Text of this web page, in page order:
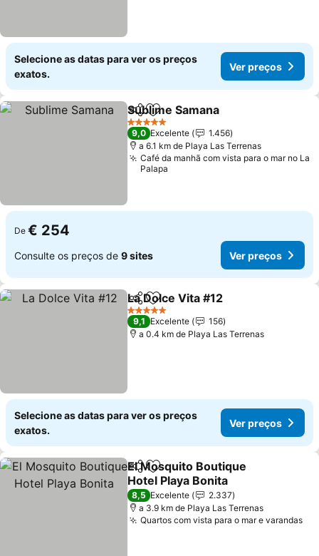
Selecione as datas para ver os preços
exatos.
Ver preços
PartilharAdicionar aos favoritos
Sublime Samana
5 Estrelas
9,0 Excelente
1.456
a 6.1 km de Playa Las Terrenas
Café da manhã com vista para o mar no La
Palapa
De € 254
Consulte os preços de 9 sites Ver preços
PartilharAdicionar aos favoritos
La Dolce Vita #12
5 Estrelas
9,1 Excelente
156
a 0.4 km de Playa Las Terrenas
Selecione as datas para ver os preços
exatos.
Ver preços
PartilharAdicionar aos favoritos
El Mosquito Boutique
Hotel Playa Bonita
Ver preços
8,5 Excelente
2.337
a 3.9 km de Playa Las Terrenas
Quartos com vista para o mar e varandas